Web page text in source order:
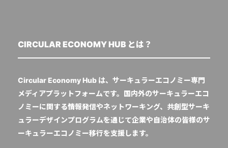
CIRCULAR ECONOMY HUB とは？
Circular Economy Hub は、サーキュラーエコノミー専門
メディアプラットフォームです。国内外のサーキュラーエコ
ノミーに関する情報発信やネットワーキング、共創型サーキ
ュラーデザインプログラムを通じて企業や自治体の皆様のサ
ーキュラーエコノミー移行を支援します。